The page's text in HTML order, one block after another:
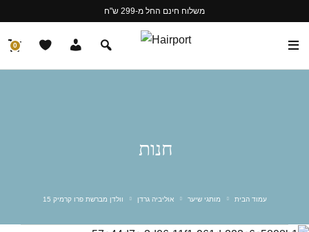
משלוח חינם החל מ-299 ש"ח
0
חנות
עמוד הבית מותגי שיער אוליביה גרדן וולדן מברשת פרו קרמיק 15